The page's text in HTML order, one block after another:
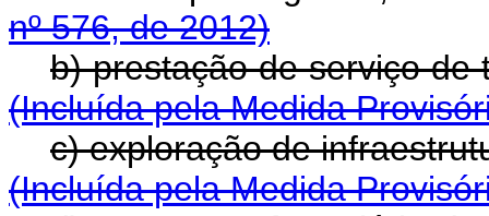
nº 576, de 2012)
b) prestação de
(Incluída pela Medida
c) exploração de
(Incluída pela Medida